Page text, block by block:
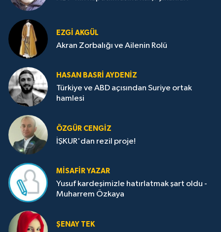
EZGI AKGÜL
Akran Zorbalığı ve Ailenin Rolü
HASAN BASRI AYDENIZ
Türkiye ve ABD açısından Suriye ortak
hamlesi
ÖZGÜR CENGIZ
İŞKUR'dan rezil proje!
MISAFIR YAZAR
Yusuf kardeşimizle hatırlatmak şart oldu -
Muharrem Özkaya
ŞENAY TEK